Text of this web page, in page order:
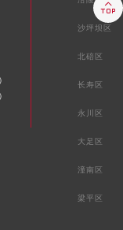
沙坪坝区
北碚区
长寿区
永川区
大足区
潼南区
梁平区
